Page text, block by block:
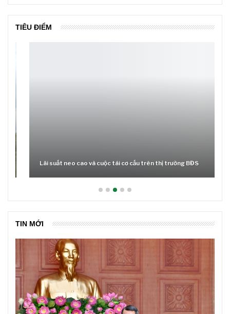
TIÊU ĐIỂM
Lãi suất neo cao và cuộc tái cơ cấu trên thị trường BĐS
TIN MỚI